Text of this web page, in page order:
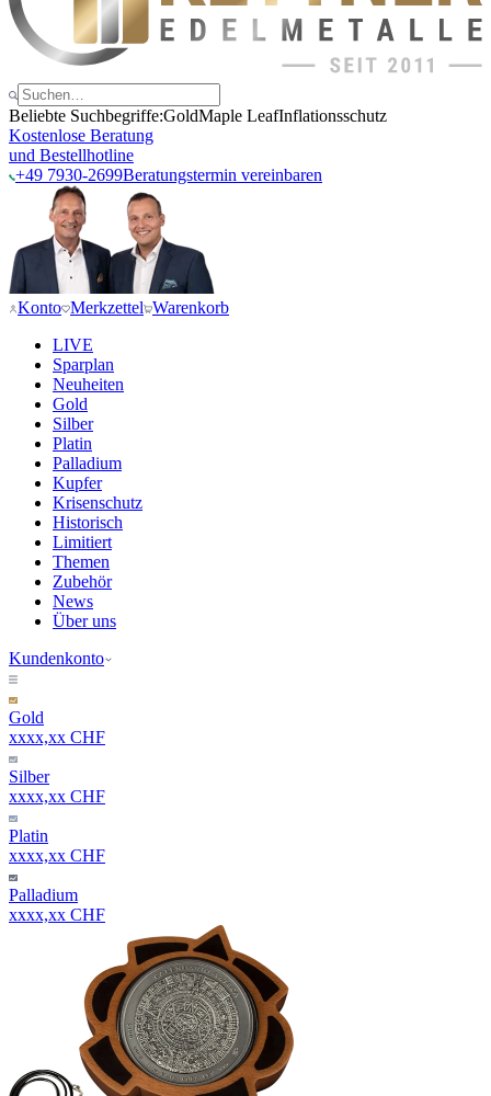
Beliebte Suchbegriffe:GoldMaple LeafInflationsschutz
Kostenlose Beratung
und Bestellhotline
+49 7930-2699Beratungstermin vereinbaren
Konto Merkzettel Warenkorb
LIVE
Sparplan
Neuheiten
Gold
Silber
Platin
Palladium
Kupfer
Krisenschutz
Historisch
Limitiert
Themen
Zubehör
News
Über uns
Kundenkonto
Gold
xxxx,xx CHF
Silber
xxxx,xx CHF
Platin
xxxx,xx CHF
Palladium
xxxx,xx CHF